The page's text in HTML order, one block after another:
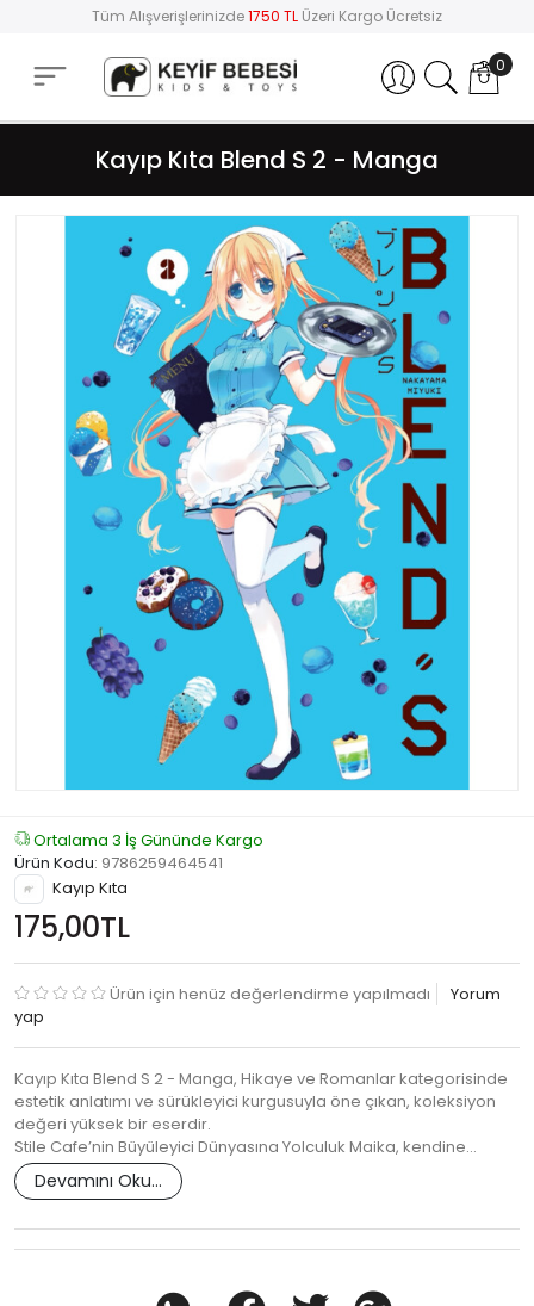
Tüm Alışverişlerinizde1750 TL Üzeri Kargo Ücretsiz
Hesabım 0
Kayıp Kıta Blend S 2 - Manga
Ortalama 3 İş Gününde Kargo
Ürün Kodu: 9786259464541
Kayıp Kıta
175,00TL
Ürün için henüz değerlendirme yapılmadı
Yorum
yap
Kayıp Kıta Blend S 2 - Manga, Hikaye ve Romanlar kategorisinde
estetik anlatımı ve sürükleyici kurgusuyla öne çıkan, koleksiyon
değeri yüksek bir eserdir.
Stile Cafe’nin Büyüleyici Dünyasına Yolculuk Maika, kendine…
Devamını Oku...